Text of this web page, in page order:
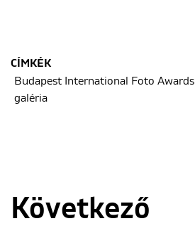
CÍMKÉK
Budapest International Foto Awards
galéria
Következő